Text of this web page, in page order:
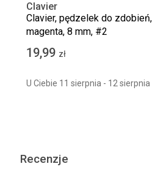
Clavier
Clavier, pędzelek do zdobień,
magenta, 8 mm, #2
19,99 zł
U Ciebie 11 sierpnia - 12 sierpnia
Recenzje